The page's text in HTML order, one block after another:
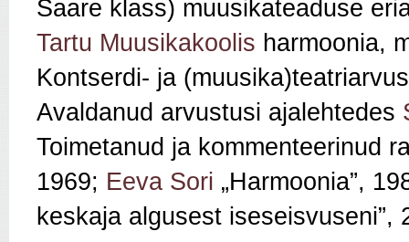
Saare klass) muusikateaduse
Tartu Muusikakoolis harmoonia,
Kontserdi- ja
Avaldanud arvustusi ajalehtedes
Toimetanud ja kommenteerinud
1969; Eeva Sori „Harmoonia”,
keskaja algusest iseseisvuseni”,